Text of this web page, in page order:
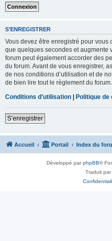
S’ENREGISTRER
Vous devez être enregistré pour vous
que quelques secondes et augmente
forum peut également accorder des
du forum. Avant de vous enregistrer,
de nos conditions d’utilisation et de
de bien lire tout le règlement du forum.
Conditions d’utilisation | Politique de
S’enregistrer
Accueil Portail Index du
Développé parphpBB®
Traduit par